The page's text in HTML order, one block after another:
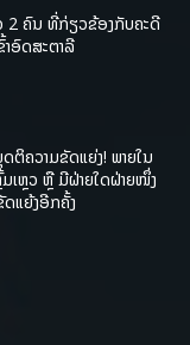
2 ຄົນ ທີ່ກ່ຽວຂ້ອງກັບຄະດີ
ອົດສະຕາລີ
ດຕິຄວາມຂັດແຍ່ງ! ພາຍໃນ
ເຫຼວ ຫຼື ມີຝ່າຍໃດຝ່າຍໜຶ່ງ
ດແຍ້ງອີກຄັ້ງ